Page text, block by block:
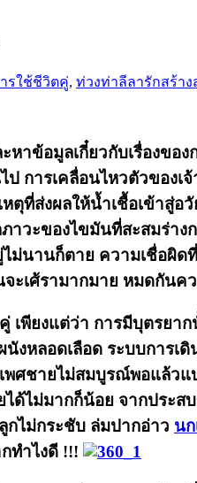
รใช้ชีวิตคู่, ท่วงท่าลีลารักสร้าง
หาข้อมูลเกี๋ยวกับเรื่องขอ
การเคลื่อนไหวตัวของ
หตุที่ส่งผลให้น้ำเชื้อเข้า
าวะของไขมันที่สะสมร่า
นานก็ตาย ความเชื่อผิด
ะเศ้รามากมาย หมดกัน
พียงแต่ว่า การมีบุตรยา
งหลอดเลือด ระบบการ
พศชายไม่สมบูรณ์พอแล้ว
ด้ไม่มากก็น้อย จากประ
กไม่กระชับ ล่มปากอ่าว น
ทำไงดี !!!